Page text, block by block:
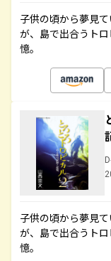
子供の頃から夢見
が、島で出合うト
憶。
子供の頃から夢見
が、島で出合うト
憶。